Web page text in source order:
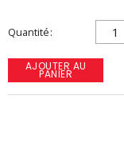
Quantité
AJOUTER AU
PANIER